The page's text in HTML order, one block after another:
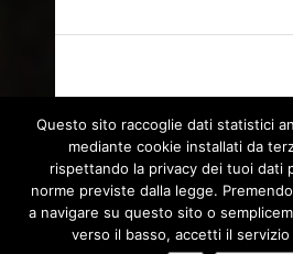
Questo sito raccoglie dati statistici
mediante cookie installati da
rispettando la privacy dei tuoi dati
norme previste dalla legge.
a navigare su questo sito o
verso il basso, accetti il